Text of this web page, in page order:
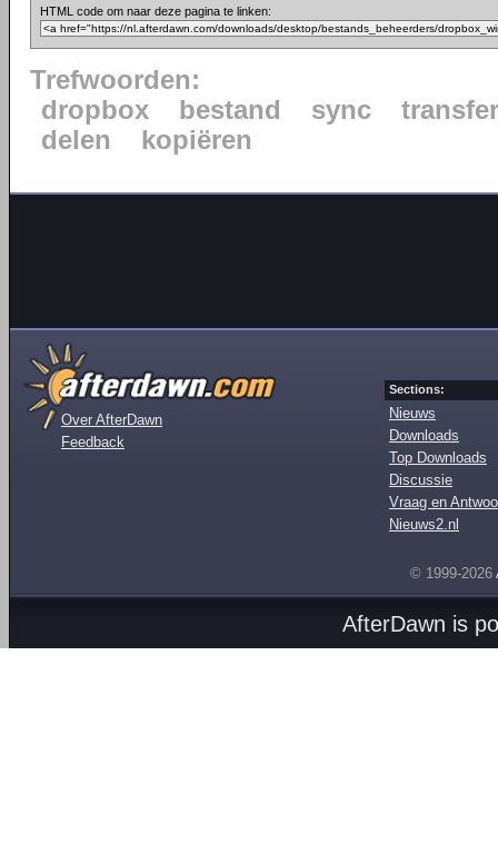
HTML code om naar deze pagina te linken:
Trefwoorden:
dropbox
bestand sync
transfer
delen
kopiëren
Over AfterDawn
Feedback
Sections:
Nieuws
Downloads
Top Downloads
Discussie
Vraag en
Nieuws2.nl
© 1999-2026
AfterDawn is